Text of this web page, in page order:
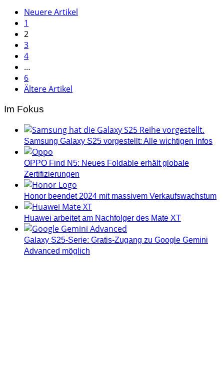
Seitennummerierung
der
Beiträge
Neuere Artikel
1
2
3
4
…
6
Ältere Artikel
Im Fokus
Samsung Galaxy S25 vorgestellt: Alle wichtigen Infos
OPPO Find N5: Neues Foldable erhält globale
Zertifizierungen
Honor beendet 2024 mit massivem Verkaufswachstum
Huawei arbeitet am Nachfolger des Mate XT
Galaxy S25-Serie: Gratis-Zugang zu Google Gemini
Advanced möglich